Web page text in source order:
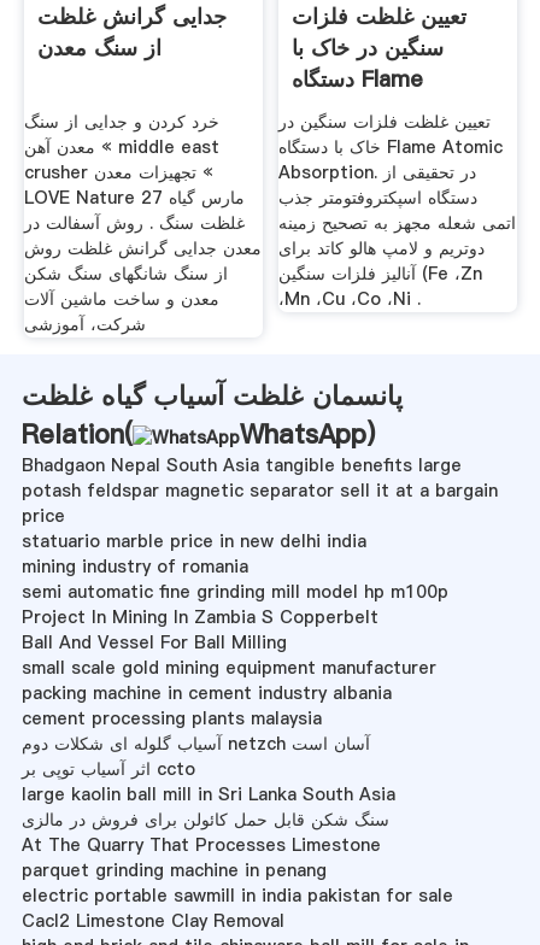
جدایی گرانش غلظت
از سنگ معدن
خرد کردن و جدایی از سنگ
معدن آهن « middle east
crusher تجهیزات معدن «
LOVE Nature 27 مارس گیاه
غلظت سنگ . روش آسفالت در
معدن جدایی گرانش غلظت روش
از سنگ شانگهای سنگ شکن
معدن و ساخت ماشین آلات
شرکت، آموزشی
تعیین غلظت فلزات
سنگین در خاک با
دستگاه Flame
Atomic ...
تعیین غلظت فلزات سنگین در
خاک با دستگاه Flame Atomic
Absorption. در تحقیقی از
دستگاه اسپکتروفتومتر جذب
اتمی شعله مجهز به تصحیح زمینه
دوتریم و لامپ هالو کاتد برای
آنالیز فلزات سنگین (Fe ،Zn
،Mn ،Cu ،Co ،Ni .
پانسمان غلظت آسیاب گیاه غلظت
Relation(
WhatsApp)
Bhadgaon Nepal South Asia tangible benefits large
potash feldspar magnetic separator sell it at a bargain
price
statuario marble price in new delhi india
mining industry of romania
semi automatic fine grinding mill model hp m100p
Project In Mining In Zambia S Copperbelt
Ball And Vessel For Ball Milling
small scale gold mining equipment manufacturer
packing machine in cement industry albania
cement processing plants malaysia
آسیاب گلوله ای شکلات دوم netzch آسان است
اثر آسیاب توپی بر ccto
large kaolin ball mill in Sri Lanka South Asia
سنگ شکن قابل حمل کائولن برای فروش در مالزی
At The Quarry That Processes Limestone
parquet grinding machine in penang
electric portable sawmill in india pakistan for sale
Cacl2 Limestone Clay Removal